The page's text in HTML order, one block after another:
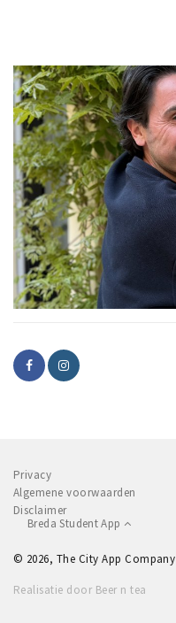
Privacy
Algemene voorwaarden
Disclaimer
Breda Student App
© 2026, The City App Company
Realisatie door Beer n tea